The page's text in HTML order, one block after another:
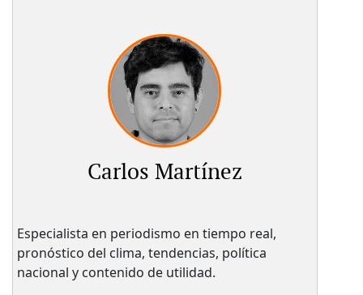
Carlos Martínez
Especialista en periodismo en tiempo real,
pronóstico del clima, tendencias, política
nacional y contenido de utilidad.